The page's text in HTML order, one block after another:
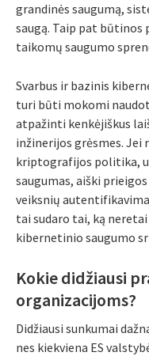
grandinės saugumą,
saugą. Taip pat
taikomų saugumo
Svarbus ir bazinis
turi būti mokomi
atpažinti kenkėjiškus
inžinerijos grėsmes.
kriptografijos politika,
saugumas, aiški
veiksnių
tai sudaro tai, ką
kibernetinio saugumo
Kokie didžiausi
organizacijoms?
Didžiausi sunkumai
nes kiekviena ES